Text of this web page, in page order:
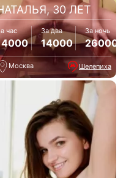
30 ЛЕТ
час За два
14000
За ночь
26000
Москва Шелепиха